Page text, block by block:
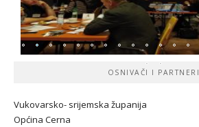
OSNIVAČI I PARTNERI
Vukovarsko- srijemska županija
Općina Cerna